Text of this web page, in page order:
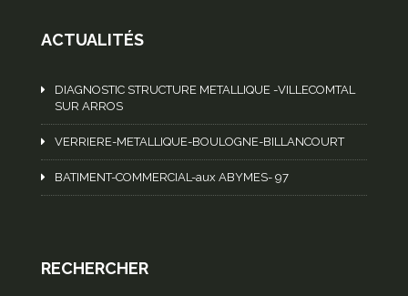
ACTUALITÉS
DIAGNOSTIC STRUCTURE METALLIQUE -VILLECOMTAL
SUR ARROS
VERRIERE-METALLIQUE-BOULOGNE-BILLANCOURT
BATIMENT-COMMERCIAL-aux ABYMES- 97
RECHERCHER